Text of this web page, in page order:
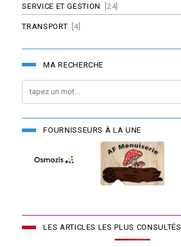
SERVICE ET GESTION [24]
TRANSPORT [4]
MA RECHERCHE
FOURNISSEURS À LA UNE
LES ARTICLES LES PLUS CONSULTÉS